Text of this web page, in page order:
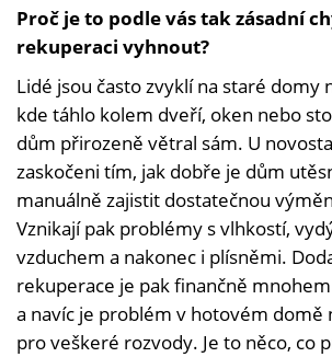
Proč je to podle vás tak zásadní
rekuperaci vyhnout?
Lidé jsou často zvyklí na staré domy
kde táhlo kolem dveří, oken nebo
dům přirozeně větral sám. U
zaskočeni tím, jak dobře je dům
manuálně zajistit dostatečnou
Vznikají pak problémy s vlhkostí,
vzduchem a nakonec i plísněmi.
rekuperace je pak finančně
a navíc je problém v hotovém domě
pro veškeré rozvody. Je to něco, co